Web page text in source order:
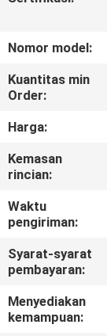
TUR
PABRIK
KONTROL
KUALITAS
HUBUNGI
SITEMAP
Nomor model:
Kuantitas min
Order:
Harga:
Kemasan
rincian:
Waktu
pengiriman:
Syarat-syarat
pembayaran:
Menyediakan
kemampuan: